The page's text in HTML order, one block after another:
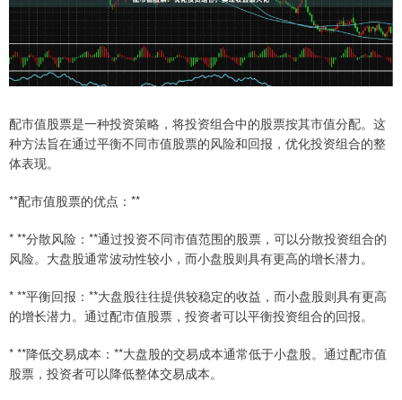
配市值股票是一种投资策略，将投资组合中的股票按其市值分配。这
种方法旨在通过平衡不同市值股票的风险和回报，优化投资组合的整
体表现。
**配市值股票的优点：**
* **分散风险：**通过投资不同市值范围的股票，可以分散投资组合的
风险。大盘股通常波动性较小，而小盘股则具有更高的增长潜力。
* **平衡回报：**大盘股往往提供较稳定的收益，而小盘股则具有更高
的增长潜力。通过配市值股票，投资者可以平衡投资组合的回报。
* **降低交易成本：**大盘股的交易成本通常低于小盘股。通过配市值
股票，投资者可以降低整体交易成本。